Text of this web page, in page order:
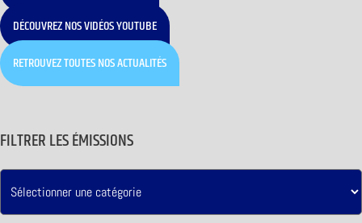
DÉCOUVREZ NOS VIDÉOS YOUTUBE
RETROUVEZ TOUTES NOS ACTUALITÉS
FILTRER LES ÉMISSIONS